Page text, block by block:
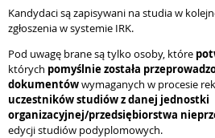
Kandydaci są zapisywani na studia w
zgłoszenia w systemie IRK.
Pod uwagę brane są tylko osoby, które
których pomyślnie została
dokumentówwymaganych w procesie
uczestników studiów z danej jednostki
organizacyjnej/przedsiębiorstwa
edycji studiów podyplomowych.